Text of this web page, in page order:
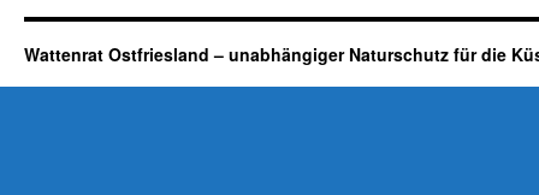
Wattenrat Ostfriesland – unabhängiger Naturschutz für die